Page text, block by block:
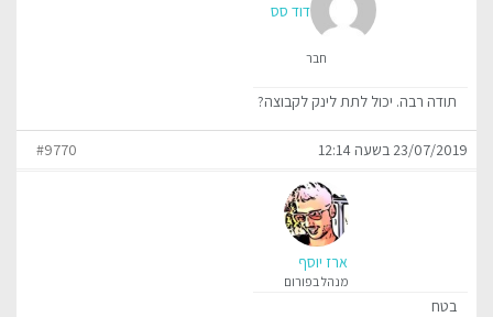
דוד סס
חבר
תודה רבה. יכול לתת לינק לקבוצה?
23/07/2019 בשעה 12:14 #9770
ארז יוסף
מנהל בפורום
בטח